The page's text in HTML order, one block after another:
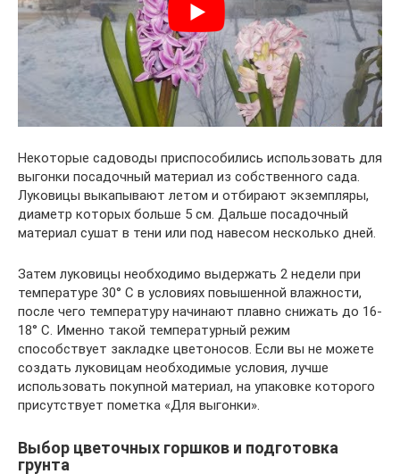
Некоторые садоводы приспособились использовать для
выгонки посадочный материал из собственного сада.
Луковицы выкапывают летом и отбирают экземпляры,
диаметр которых больше 5 см. Дальше посадочный
материал сушат в тени или под навесом несколько дней.
Затем луковицы необходимо выдержать 2 недели при
температуре 30° C в условиях повышенной влажности,
после чего температуру начинают плавно снижать до 16-
18° C. Именно такой температурный режим
способствует закладке цветоносов. Если вы не можете
создать луковицам необходимые условия, лучше
использовать покупной материал, на упаковке которого
присутствует пометка «Для выгонки».
Выбор цветочных горшков и подготовка
грунта